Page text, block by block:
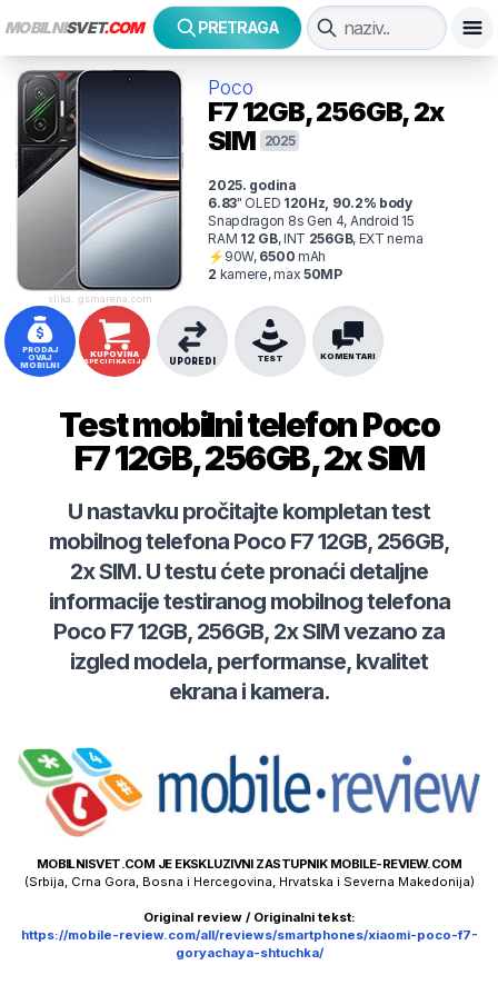
MOBILNISVET.COM PRETRAGA
slika: gsmarena.com
Poco
F712GB, 256GB, 2x
SIM
2025
2025. godina
6.83" OLED 120Hz 90.2% body
Snapdragon 8s Gen 4, Android 15
RAM 12 GB,INT 256GB, EXT nema
⚡ 90W, 6500 mAh
2 kamere, max 50MP
PRODAJ
OVAJ
MOBILNI
KUPOVINA
SPECIFIKACIJA TEST KOMENTARI
UPOREDI
Test mobilni telefonPoco
F7 12GB, 256GB, 2x SIM
U nastavku pročitajte kompletan test
mobilnog telefona Poco F7 12GB, 256GB,
2x SIM. U testu ćete pronaći detaljne
informacije testiranog mobilnog telefona
Poco F7 12GB, 256GB, 2x SIMvezano za
izgled modela, performanse, kvalitet
ekrana i kamera.
MOBILNISVET.COM JE EKSKLUZIVNI ZASTUPNIK MOBILE-REVIEW.COM
(Srbija, Crna Gora, Bosna i Hercegovina, Hrvatska i Severna Makedonija)
Original review / Originalni tekst:
https://mobile-review.com/all/reviews/smartphones/xiaomi-poco-f7-
goryachaya-shtuchka/